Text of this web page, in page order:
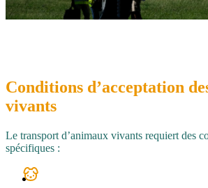
Conditions d’acceptation
vivants
Le transport d’animaux vivants requiert des
spécifiques :